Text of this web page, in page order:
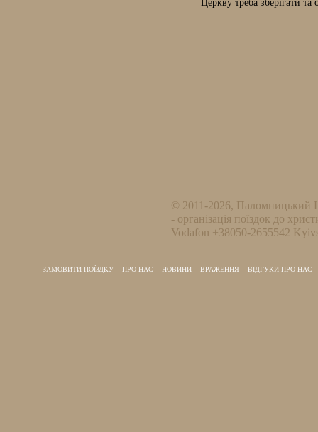
Церкву треба зберігати та
© 2011-2026, Паломницький
- організація поїздок до
Vodafon +38050-2655542
ЗАМОВИТИ ПОЇЗДКУ ПРО НАС НОВИНИ ВРАЖЕННЯ ВІДГУКИ ПРО НАС